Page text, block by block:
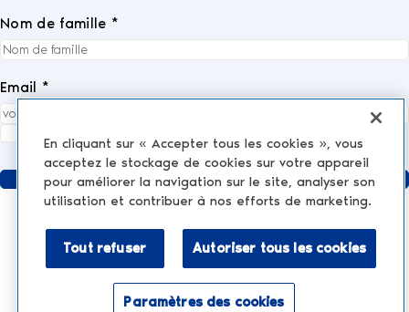
Nom de famille *
Email *
Envoyer
MÉDECINE ESTHÉTIQUE
Injections et produits de comblement
En cliquant sur « Accepter tous les cookies », vous
acceptez le stockage de cookies sur votre appareil
pour améliorer la navigation sur le site, analyser son
utilisation et contribuer à nos efforts de marketing.
Tout refuser Autoriser tous les cookies
Paramètres des cookies